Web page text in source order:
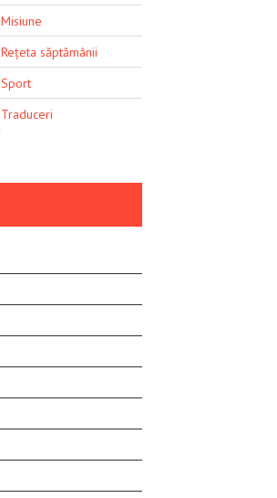
Misiune
Rețeta săptămânii
Sport
Traduceri